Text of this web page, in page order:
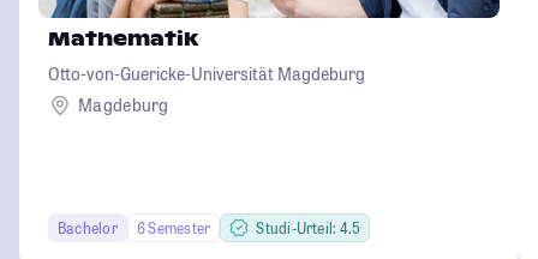
Mathematik
Otto-von-Guericke-Universität Magdeburg
Magdeburg
Bachelor 6 Semester Studi-Urteil: 4.5